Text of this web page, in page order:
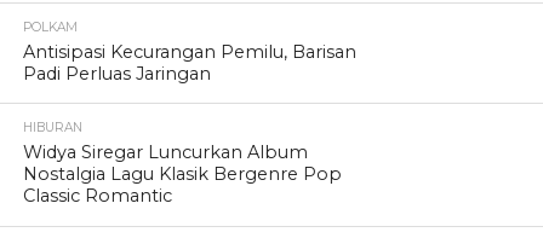
POLKAM
Antisipasi Kecurangan Pemilu, Barisan
Padi Perluas Jaringan
HIBURAN
Widya Siregar Luncurkan Album
Nostalgia Lagu Klasik Bergenre Pop
Classic Romantic